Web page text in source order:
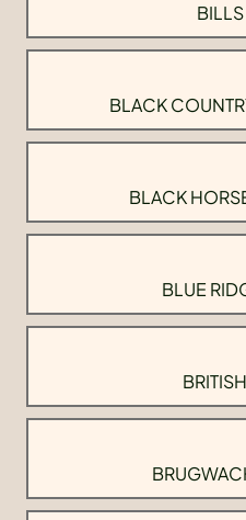
BLACK
BLACK
BLUE